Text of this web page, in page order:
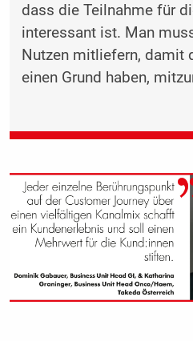
dass die Teilnahme für
interessant ist. Man
Nutzen mitliefern, damit
einen Grund haben,